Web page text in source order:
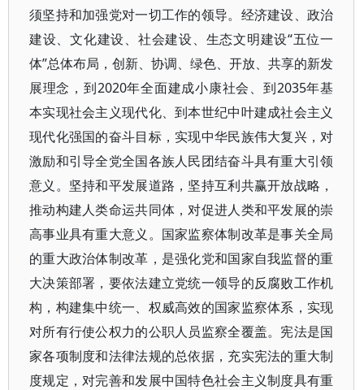
须坚持和加强党对一切工作的领导。经济建设、政治
建设、文化建设、社会建设、生态文明建设“五位一
体”总体布局，创新、协调、绿色、开放、共享的新发
展理念，到2020年全面建成小康社会、到2035年基
本实现社会主义现代化、到本世纪中叶建成社会主义
现代化强国的奋斗目标，实现中华民族伟大复兴，对
激励和引导全党全国各族人民团结奋斗具有重大引领
意义。坚持和平发展道路，坚持互利共赢开放战略，
推动构建人类命运共同体，对促进人类和平发展的崇
高事业具有重大意义。国家监察体制改革是事关全局
的重大政治体制改革，是强化党和国家自我监督的重
大决策部署，要依法建立党统一领导的反腐败工作机
构，构建集中统一、权威高效的国家监察体系，实现
对所有行使公权力的公职人员监察全覆盖。宪法是国
家各项制度和法律法规的总依据，充实宪法的重大制
度规定，对完善和发展中国特色社会主义制度具有重